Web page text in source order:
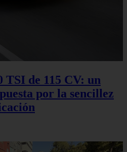
TSI de 115 CV: un
por la sencillez